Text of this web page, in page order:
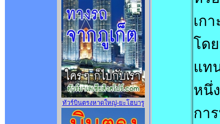
ทัวร์บินตรงหาดใหญ่-ยะโฮบารู
เก
โด
แท
หนึ่
กา